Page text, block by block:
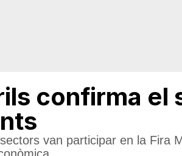
confirma el
van participar en la Fira